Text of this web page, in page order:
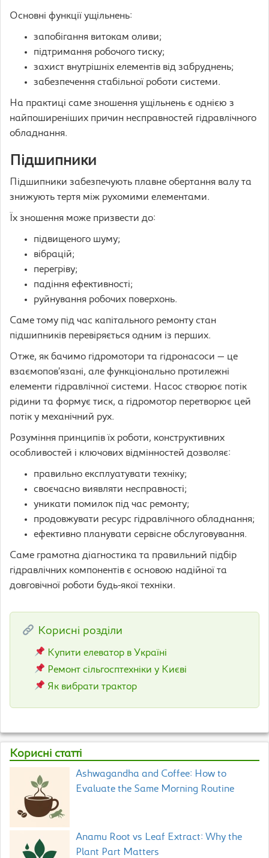
Основні функції ущільнень:
запобігання витокам оливи;
підтримання робочого тиску;
захист внутрішніх елементів від забруднень;
забезпечення стабільної роботи системи.
На практиці саме зношення ущільнень є однією з
найпоширеніших причин несправностей гідравлічного
обладнання.
Підшипники
Підшипники забезпечують плавне обертання валу та
знижують тертя між рухомими елементами.
Їх зношення може призвести до:
підвищеного шуму;
вібрацій;
перегріву;
падіння ефективності;
руйнування робочих поверхонь.
Саме тому під час капітального ремонту стан
підшипників перевіряється одним із перших.
Отже, як бачимо гідромотори та гідронасоси — це
взаємопов’язані, але функціонально протилежні
елементи гідравлічної системи. Насос створює потік
рідини та формує тиск, а гідромотор перетворює цей
потік у механічний рух.
Розуміння принципів їх роботи, конструктивних
особливостей і ключових відмінностей дозволяє:
правильно експлуатувати техніку;
своєчасно виявляти несправності;
уникати помилок під час ремонту;
продовжувати ресурс гідравлічного обладнання;
ефективно планувати сервісне обслуговування.
Саме грамотна діагностика та правильний підбір
гідравлічних компонентів є основою надійної та
довговічної роботи будь-якої техніки.
Корисні розділи
Купити елеватор в Україні
Ремонт сільгосптехніки у Києві
Як вибрати трактор
Корисні статті
Ashwagandha and Coffee: How to
Evaluate the Same Morning Routine
Anamu Root vs Leaf Extract: Why the
Plant Part Matters